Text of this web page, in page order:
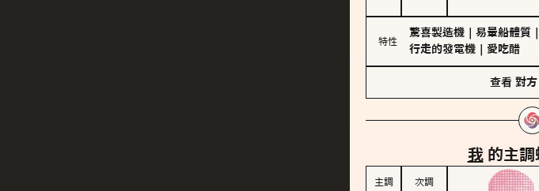
特性
驚喜製造機 易暈船體質
行走的發電機
愛吃醋
查看 對方
我 的主
主調 次調